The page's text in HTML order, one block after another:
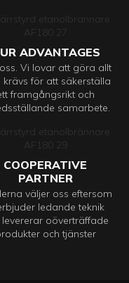
ADVANTAGES
Vi lovar att göra allt
krävs för att säkerställa
framgångsrikt och
samarbete.
COOPERATIVE
PARTNER
väljer oss eftersom
ledande teknik
levererar oöverträffade
och tjänster